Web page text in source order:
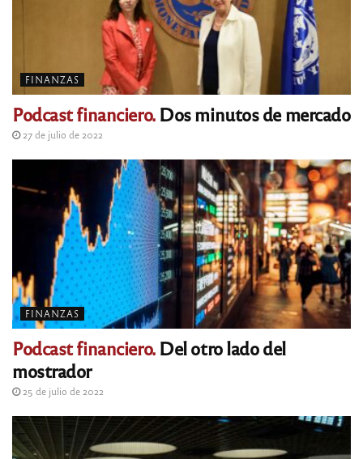
FINANZAS
Podcast financiero.Dos minutos de mercado
27 de julio de 2022
FINANZAS
Podcast financiero.Del otro lado del
mostrador
25 de julio de 2022